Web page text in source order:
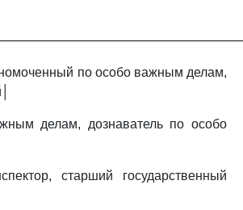
по особо важным делам,
делам, дознаватель по особо
старший государственный